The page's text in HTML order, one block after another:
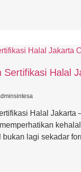
Sertifikasi Halal
Halal Jakarta
lagi sekadar